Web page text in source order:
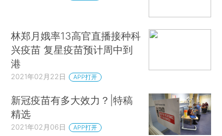
林郑月娥率13高官直播接种科
兴疫苗 复星疫苗预计周中到
港
2021年02月22日 APP打开
新冠疫苗有多大效力？|特稿
精选
2021年02月06日 APP打开